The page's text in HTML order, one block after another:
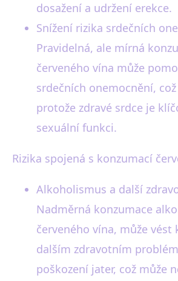
dosažení a udržení erekce.
Snížení rizika srdečních
Pravidelná, ale mírná
červeného vína může
srdečních onemocnění,
protože zdravé srdce je
sexuální funkci.
Rizika spojená s konzumací
Alkoholismus a další
Nadměrná konzumace
červeného vína, může
dalším zdravotním
poškození jater, což může